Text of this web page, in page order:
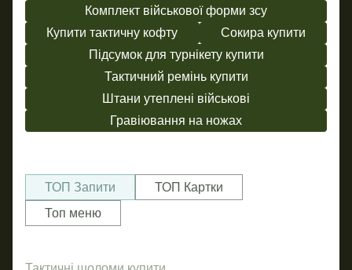
Комплект військової форми зсу
Купити тактичну кофту
Сокира купити
Підсумок для турнікету купити
Тактичний ремінь купити
Штани утеплені військові
Гравіювання на ножах
ТОП Запити
ТОП Картки
Топ меню